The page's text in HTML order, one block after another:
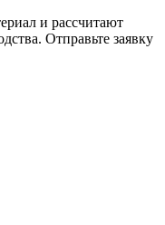
и рассчитают
Отправьте заявку